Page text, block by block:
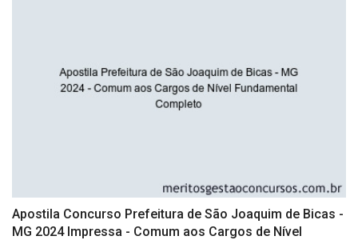
Apostila Concurso Prefeitura de São Joaquim de Bicas -
MG 2024 Impressa - Comum aos Cargos de Nível